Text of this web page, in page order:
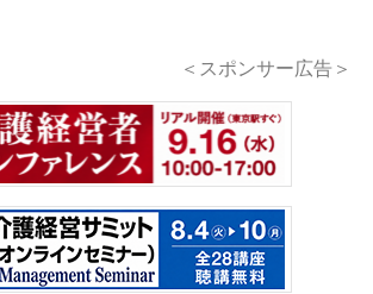
＜スポンサー広告＞